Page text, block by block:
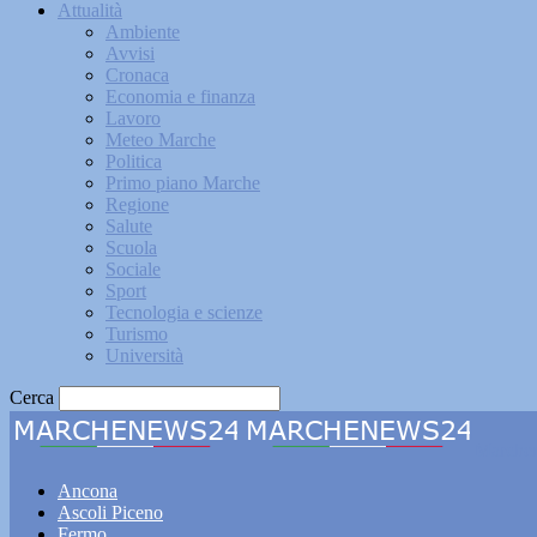
Attualità
Ambiente
Avvisi
Cronaca
Economia e finanza
Lavoro
Meteo Marche
Politica
Primo piano Marche
Regione
Salute
Scuola
Sociale
Sport
Tecnologia e scienze
Turismo
Università
Cerca
Ancona
Ascoli Piceno